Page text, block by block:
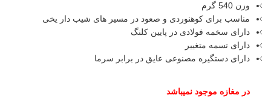
وزن 540 گرم
مناسب برای کوهنوردی و صعود در مسیر های شیب دار یخی
دارای سخمه فولادی در پایین کلنگ
دارای تسمه متغییر
دارای دستگیره مصنوعی عایق در برابر سرما